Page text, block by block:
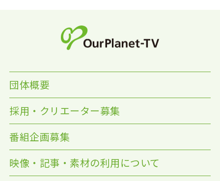
団体概要
採用・クリエーター募集
番組企画募集
映像・記事・素材の利用について